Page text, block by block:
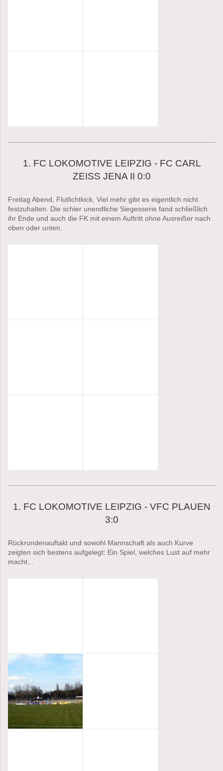
1. FC LOKOMOTIVE LEIPZIG - FC CARL
ZEISS JENA II 0:0
Freitag Abend, Flutlichtkick. Viel mehr gibt es eigentlich nicht
festzuhalten. Die schier unendliche Siegesserie fand schließlich
ihr Ende und auch die FK mit einem Auftritt ohne Ausreißer nach
oben oder unten.
1. FC LOKOMOTIVE LEIPZIG - VFC PLAUEN
3:0
Rückrundenauftakt und sowohl Mannschaft als auch Kurve
zeigten sich bestens aufgelegt: Ein Spiel, welches Lust auf mehr
macht...